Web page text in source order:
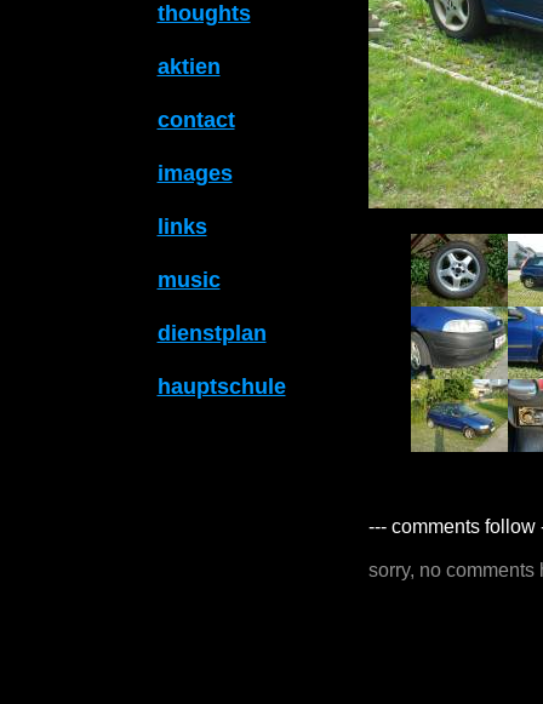
thoughts
aktien
contact
images
links
music
dienstplan
hauptschule
--- comments follow
sorry, no comments